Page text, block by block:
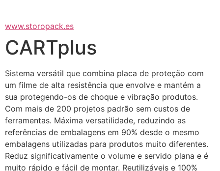
www.storopack.es
CARTplus
Sistema versátil que combina placa de proteção com
um filme de alta resistência que envolve e mantém a
sua protegendo-os de choque e vibração produtos.
Com mais de 200 projetos padrão sem custos de
ferramentas. Máxima versatilidade, reduzindo as
referências de embalagens em 90% desde o mesmo
embalagens utilizadas para produtos muito diferentes.
Reduz significativamente o volume e servido plana e é
muito rápido e fácil de montar. Reutilizáveis e 100%